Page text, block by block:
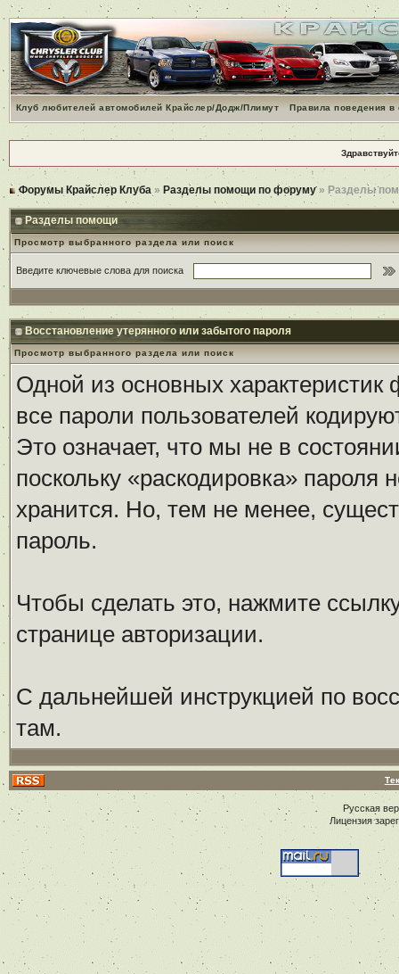
Клуб любителей автомобилей Крайслер/Додж/Плимут Правила поведения
Форумы Крайслер Клуба » Разделы помощи по форуму» Разделы
Разделы помощи
Просмотр выбранного раздела или поиск
Введите ключевые слова для поиска
Восстановление утерянного или забытого пароля
Просмотр выбранного раздела или поиск
Одной из основных характеристик
все пароли пользователей
Это означает, что мы не в
поскольку «раскодировка» пароля
хранится. Но, тем не менее,
пароль.
Чтобы сделать это, нажмите
странице авторизации.
С дальнейшей инструкцией по
там.
Русская
Лицензия